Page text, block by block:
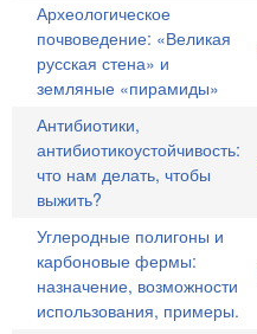
Археологическое
почвоведение: «Великая
русская стена» и
земляные «пирамиды»
Антибиотики,
антибиотикоустойчивость:
что нам делать, чтобы
выжить?
Углеродные полигоны и
карбоновые фермы:
назначение, возможности
использования, примеры.